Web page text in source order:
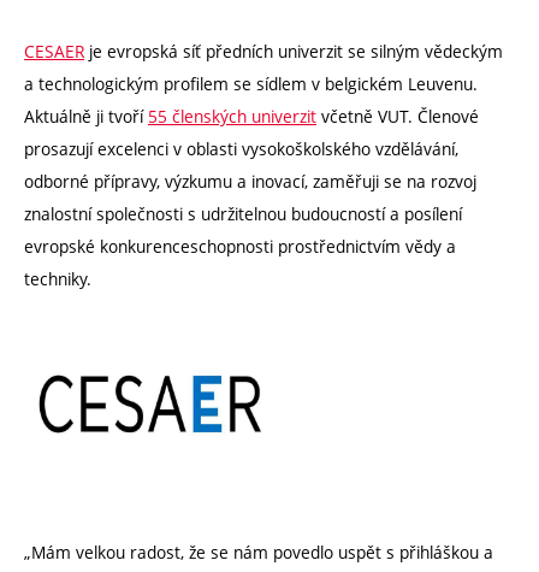
CESAER je evropská síť předních univerzit se silným vědeckým
a technologickým profilem se sídlem v belgickém Leuvenu.
Aktuálně ji tvoří 55 členských univerzit včetně VUT. Členové
prosazují excelenci v oblasti vysokoškolského vzdělávání,
odborné přípravy, výzkumu a inovací, zaměřuji se na rozvoj
znalostní společnosti s udržitelnou budoucností a posílení
evropské konkurenceschopnosti prostřednictvím vědy a
techniky.
„Mám velkou radost, že se nám povedlo uspět s přihláškou a